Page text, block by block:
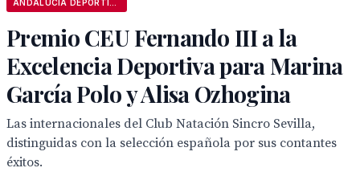
Premio CEU Fernando III a la
Excelencia Deportiva para Marina
García Polo y Alisa Ozhogina
Las internacionales del Club Natación Sincro Sevilla,
distinguidas con la selección española por sus contantes
éxitos.